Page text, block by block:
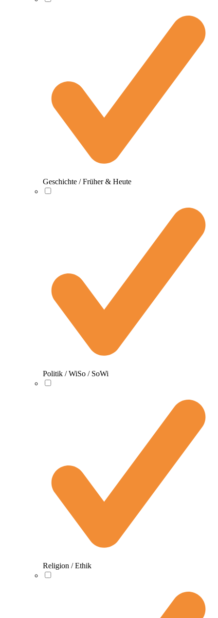
Geschichte / Früher & Heute
Politik / WiSo / SoWi
Religion / Ethik